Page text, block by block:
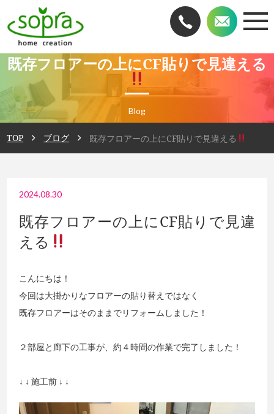
既存フロアーの上にCF貼りで見違える
Blog
TOP ブログ 既存フロアーの上にCF貼りで見違える
2024.08.30
既存フロアーの上にCF貼りで見違
える
こんにちは！
今回は大掛かりなフロアーの貼り替えではなく
既存フロアーはそのままでリフォームしました！
２部屋と廊下の工事が、約４時間の作業で完了しました！
↓ ↓ 施工前 ↓ ↓